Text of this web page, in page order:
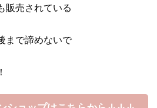
販売されている
まで諦めないで